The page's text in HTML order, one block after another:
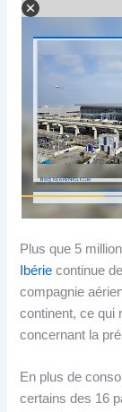
Plus que 5
Ibérie continue
compagnie
continent, ce qui
concernant la
En plus de
certains des 16